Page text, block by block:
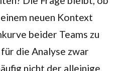
neuen Kontext
beider Teams zu
die Analyse zwar
nicht der alleinige